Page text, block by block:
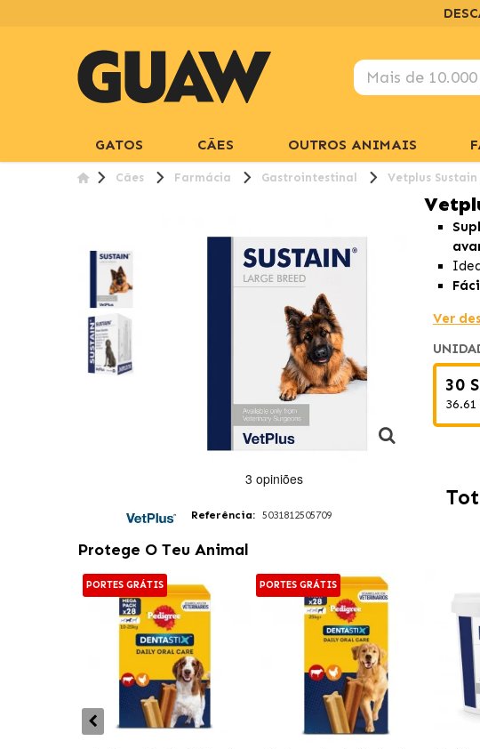
GATOS CÃES OUTROS ANIMAIS
Cães Farmácia Gastrointestinal Vetplus
Referência: 5031812505709
Ver
30
36.61
Protege O Teu Animal
PORTES GRÁTIS PORTES GRÁTIS